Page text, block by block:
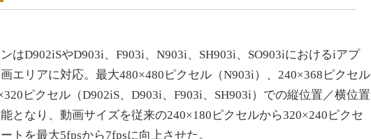
はD902iSやD903i、F903i、N903i、SH903i、SO903iにおけるiアプ
エリアに対応。最大480×480ピクセル（N903i）、240×368ピクセル
ピクセル（D902iS、D903i、F903i、SH903i）での縦位置／横位置
能となり、動画サイズを従来の240×180ピクセルから320×240ピクセ
トを最大5fpsから7fpsに向上させた。